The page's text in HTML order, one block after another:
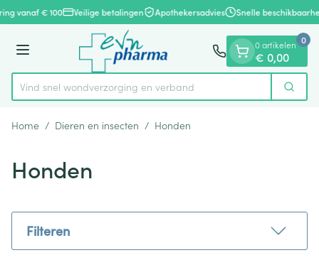
Ga naar de inhoud
1 van 1
vanaf € 100 Veilige betalingen Apothekersadvies Snelle
Menu
Product, merk, categorie...
Vind snel wondverzorging en verband Zoek
0 artikelen
€ 0,00
0
Home / Dieren en insecten / Honden
Honden
Filteren